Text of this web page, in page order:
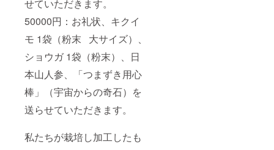
せていただきます。
50000円：お礼状、キクイ
モ 1袋（粉末 大サイズ）、
ショウガ 1袋（粉末）、日
本山人参、「つまずき用心
棒」（宇宙からの奇石）を
送らせていただきます。
私たちが栽培し加工したも